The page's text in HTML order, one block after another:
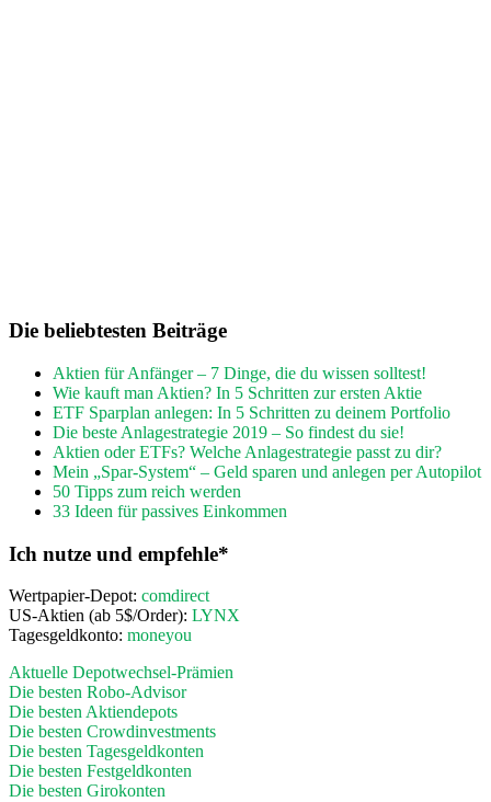
Die beliebtesten Beiträge
Aktien für Anfänger – 7 Dinge, die du wissen solltest!
Wie kauft man Aktien? In 5 Schritten zur ersten Aktie
ETF Sparplan anlegen: In 5 Schritten zu deinem Portfolio
Die beste Anlagestrategie 2019 – So findest du sie!
Aktien oder ETFs? Welche Anlagestrategie passt zu dir?
Mein „Spar-System“ – Geld sparen und anlegen per Autopilot
50 Tipps zum reich werden
33 Ideen für passives Einkommen
Ich nutze und empfehle*
Wertpapier-Depot: comdirect
US-Aktien (ab 5$/Order): LYNX
Tagesgeldkonto: moneyou
Aktuelle Depotwechsel-Prämien
Die besten Robo-Advisor
Die besten Aktiendepots
Die besten Crowdinvestments
Die besten Tagesgeldkonten
Die besten Festgeldkonten
Die besten Girokonten